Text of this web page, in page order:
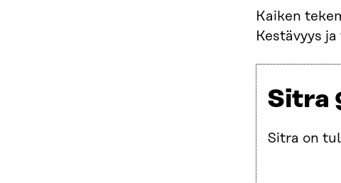
Kaiken
Kestävyys
Sitra
Sitra on